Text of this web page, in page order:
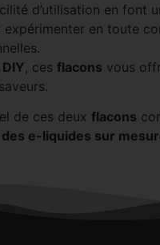
d’utilisation en font
en toute
DIY, ces flacons vous
de ces deux flacons
e-liquides sur